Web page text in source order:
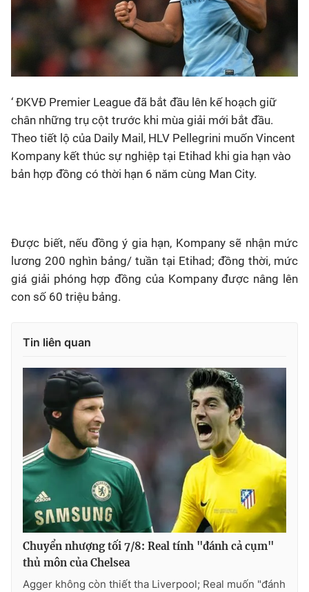
‘ ĐKVĐ Premier League đã bắt đầu lên kế hoạch giữ
chân những trụ cột trước khi mùa giải mới bắt đầu.
Theo tiết lộ của Daily Mail, HLV Pellegrini muốn Vincent
Kompany kết thúc sự nghiệp tại Etihad khi gia hạn vào
bản hợp đồng có thời hạn 6 năm cùng Man City.
Được biết, nếu đồng ý gia hạn, Kompany sẽ nhận mức
lương 200 nghìn bảng/ tuần tại Etihad; đồng thời, mức
giá giải phóng hợp đồng của Kompany được nâng lên
con số 60 triệu bảng.
Tin liên quan
Chuyển nhượng tối 7/8: Real tính "đánh cả cụm"
thủ môn của Chelsea
Agger không còn thiết tha Liverpool; Real muốn "đánh